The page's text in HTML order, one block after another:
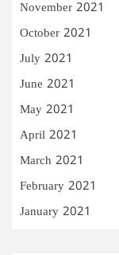
November 2021
October 2021
July 2021
June 2021
May 2021
April 2021
March 2021
February 2021
January 2021